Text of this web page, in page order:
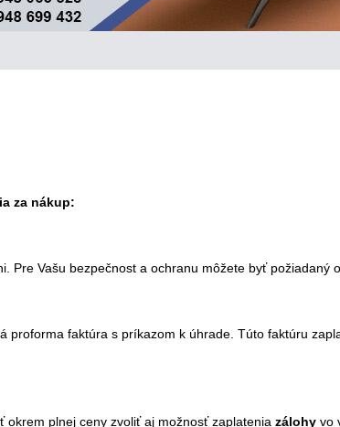
za nákup:
Pre Vašu bezpečnost a ochranu môžete byť požiadaný
proforma faktúra s príkazom k úhrade. Túto faktúru
plnej ceny zvoliť aj možnosť zaplatenia zálohy vo